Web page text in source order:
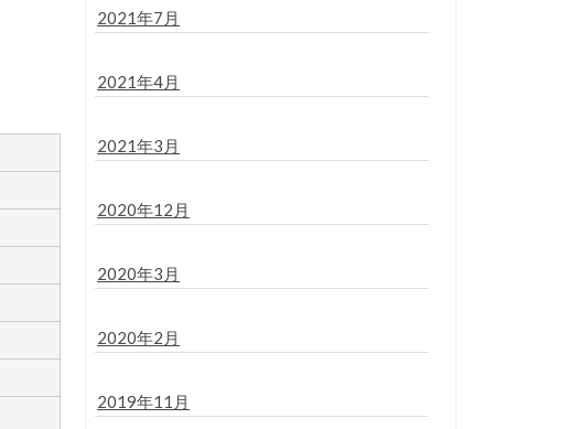
2021年7月
2021年4月
2021年3月
2020年12月
2020年3月
2020年2月
2019年11月